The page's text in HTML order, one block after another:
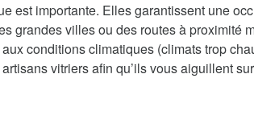
est importante. Elles garantissent une
grandes villes ou des routes à proximité
conditions climatiques (climats trop
vitriers afin qu’ils vous aiguillent